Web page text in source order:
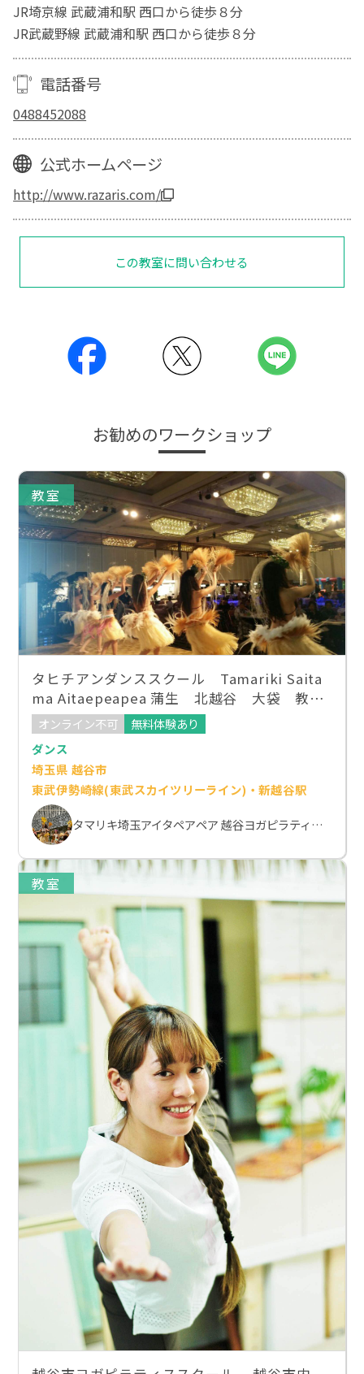
JR埼京線 武蔵浦和駅 西口から徒歩８分
JR武蔵野線 武蔵浦和駅 西口から徒歩８分
電話番号
0488452088
公式ホームページ
http://www.razaris.com/
この教室に問い合わせる
お勧めのワークショップ
教室
タヒチアンダンススクール Tamariki Saita
ma Aitaepeapea 蒲生 北越谷 大袋 教
室 WAnest
オンライン不可
無料体験あり
ダンス
埼玉県 越谷市
東武伊勢崎線(東武スカイツリーライン)・新越谷駅
タマリキ埼玉アイタペアペア 越谷ヨガピラティススクール
教室